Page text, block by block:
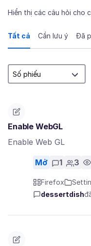
Hiển thị các câu hỏi cho
Tất cả Cần lưu ý Đã
Enable WebGL
Enable Web GL
Mở 1 3
Firefox
dessertdish